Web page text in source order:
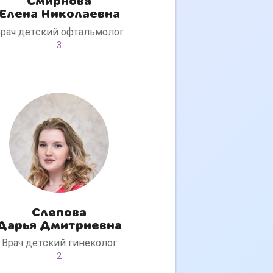
Елена Николаевна
детский офтальмолог
3
Слепова
Дмитриевна
Врач детский гинеколог
2